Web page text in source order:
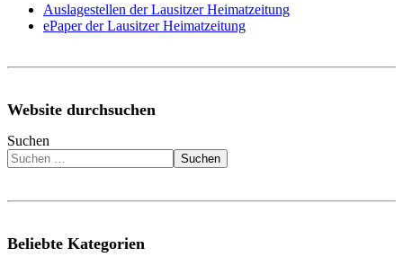
Auslagestellen der Lausitzer Heimatzeitung
ePaper der Lausitzer Heimatzeitung
Website durchsuchen
Suchen
Suchen
Beliebte Kategorien